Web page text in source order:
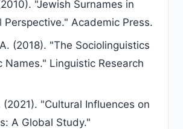
"Jewish Surnames in
Perspective." Academic Press.
(2018). "The Sociolinguistics
Names." Linguistic Research
(2021). "Cultural Influences on
A Global Study."